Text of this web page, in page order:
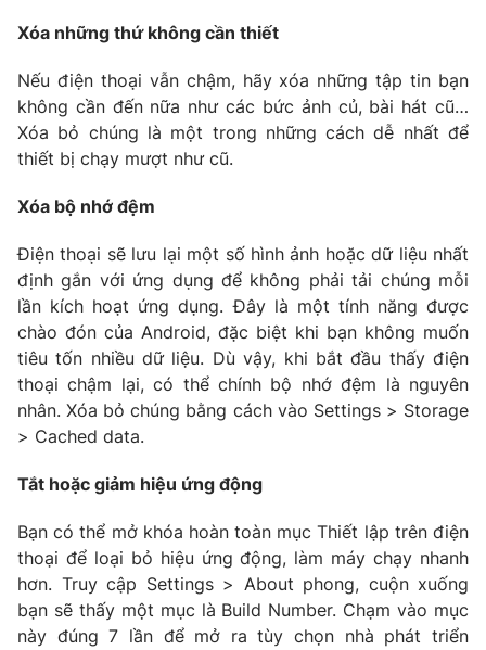
Chuyên mục khác
Emagazine Podcast
Photo Infographic
Video
VTV Money VTV Thể thao
VTV Sức khoẻ Bất động sản
Thị trường 24h Tấm lòng Việt
VTV9 VTV8
Liên hệ tòa soạn English
Xóa những thứ không cần thiết
Nếu điện thoại vẫn chậm, hãy xóa những tập tin bạn
không cần đến nữa như các bức ảnh củ, bài hát cũ…
Xóa bỏ chúng là một trong những cách dễ nhất để
thiết bị chạy mượt như cũ.
Xóa bộ nhớ đệm
Điện thoại sẽ lưu lại một số hình ảnh hoặc dữ liệu nhất
định gắn với ứng dụng để không phải tải chúng mỗi
lần kích hoạt ứng dụng. Đây là một tính năng được
chào đón của Android, đặc biệt khi bạn không muốn
tiêu tốn nhiều dữ liệu. Dù vậy, khi bắt đầu thấy điện
thoại chậm lại, có thể chính bộ nhớ đệm là nguyên
nhân. Xóa bỏ chúng bằng cách vào Settings > Storage
> Cached data.
Tắt hoặc giảm hiệu ứng động
Bạn có thể mở khóa hoàn toàn mục Thiết lập trên điện
thoại để loại bỏ hiệu ứng động, làm máy chạy nhanh
hơn. Truy cập Settings > About phong, cuộn xuống
bạn sẽ thấy một mục là Build Number. Chạm vào mục
này đúng 7 lần để mở ra tùy chọn nhà phát triển